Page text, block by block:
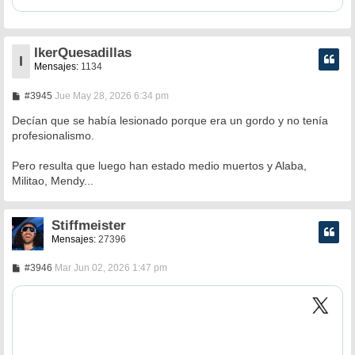
I
IkerQuesadillas
Mensajes: 1134
#3945M
n
s
a
e
Jue May 28, 2026 6:34 pm
Decían que se había lesionado porque era un gordo y no tenía
profesionalismo.
Pero resulta que luego han estado medio muertos y Alaba,
Militao, Mendy...
Stiffmeister
Mensajes: 27396
#3946M
n
Mar Jun 02, 2026 1:47 pm